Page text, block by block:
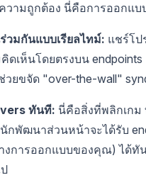
วามถูกต้อง นี่คือการออกแบ
วมกันแบบเรียลไทม์: แชร์โป
ดเห็นโดยตรงบน
วยขจัด "over-the-wall"
ทันที: นี่คือสิ่งที่พลิกเกม
นักพัฒนาส่วนหน้าจะได้รับ
งการออกแบบของคุณ) ได้ทั